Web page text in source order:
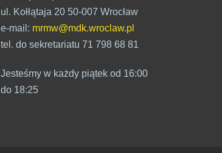
ul. Kołłątaja 20 50-007 Wrocław
e-mail: mrmw@mdk.wroclaw.pl
tel. do sekretariatu 71 798 68 81
Jesteśmy w każdy piątek od 16:00
do 18:25